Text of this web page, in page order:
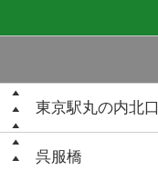
東京駅丸の内北口
呉服橋